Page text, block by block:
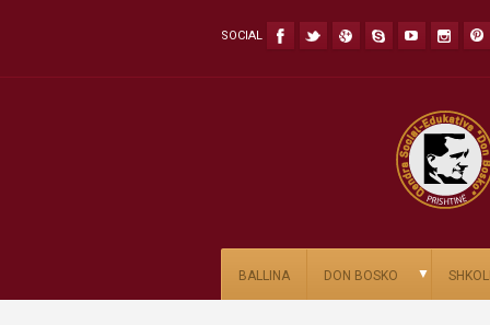
SOCIAL
BALLINA DON BOSKO ▼